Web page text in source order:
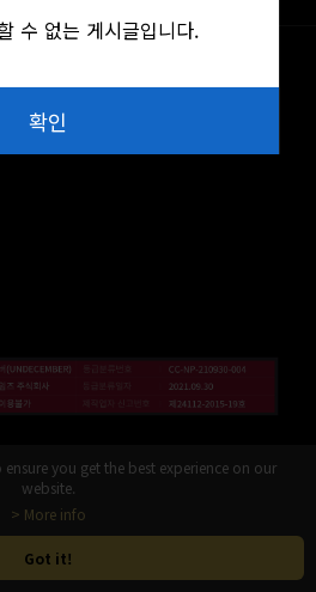
수 없는 게시글입니다.
확인
All Rights Reserved.
you get the best experience on our
website.
> More info
Got it!